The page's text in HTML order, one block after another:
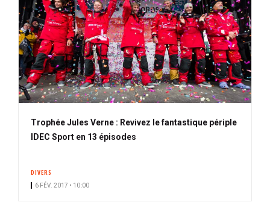
Trophée Jules Verne : Revivez le fantastique périple
IDEC Sport en 13 épisodes
DIVERS
6 FÉV. 2017 • 10:00